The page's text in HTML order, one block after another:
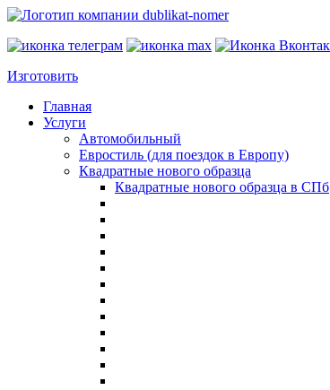
Изготовить
Главная
Услуги
Автомобильный
Евростиль (для поездок в Европу)
Квадратные нового образца
Квадратные нового образца в СПб